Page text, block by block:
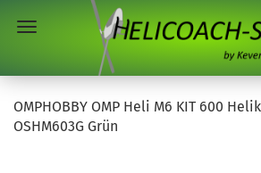
OMPHOBBY OMP Heli M6 KIT 600
OSHM603G Grün